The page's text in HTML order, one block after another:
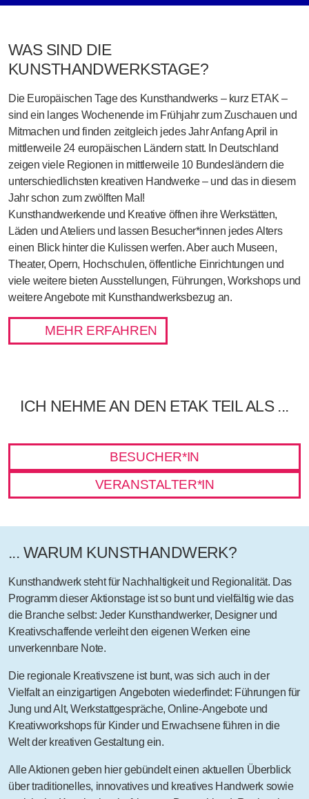
WAS SIND DIE
KUNSTHANDWERKSTAGE?
Die Europäischen Tage des Kunsthandwerks – kurz ETAK –
sind ein langes Wochenende im Frühjahr zum Zuschauen und
Mitmachen und finden zeitgleich jedes Jahr Anfang April in
mittlerweile 24 europäischen Ländern statt. In Deutschland
zeigen viele Regionen in mittlerweile 10 Bundesländern die
unterschiedlichsten kreativen Handwerke – und das in diesem
Jahr schon zum zwölften Mal !
Kunsthandwerkende und Kreative öffnen ihre Werkstätten,
Läden und Ateliers und lassen Besucher*innen jedes Alters
einen Blick hinter die Kulissen werfen. Aber auch Museen,
Theater, Opern, Hochschulen, öffentliche Einrichtungen und
viele weitere bieten Ausstellungen, Führungen, Workshops und
weitere Angebote mit Kunsthandwerksbezug an.
MEHR ERFAHREN
ICH NEHME AN DEN ETAK TEIL ALS ...
BESUCHER*IN
VERANSTALTER*IN
... WARUM KUNSTHANDWERK?
Kunsthandwerk steht für Nachhaltigkeit und Regionalität. Das
Programmdieser Aktionstage ist so bunt und vielfältig wie das
die Branche selbst: Jeder Kunsthandwerker, Designer und
Kreativschaffende verleiht den eigenen Werken eine
unverkennbare Note.
Die regionale Kreativszene ist bunt, was sich auch in der
Vielfalt an einzigartigen Angeboten wiederfindet: Führungen für
Jung und Alt, Werkstattgespräche, Online-Angebote und
Kreativworkshops für Kinder und Erwachsene führen in die
Welt der kreativen Gestaltung ein.
Alle Aktionen geben hier gebündelt einen aktuellen Überblick
über traditionelles, innovatives und kreatives Handwerk sowie